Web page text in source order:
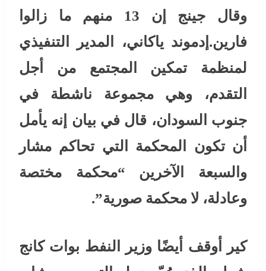
وقال جينج إن 13 منهم ما زالوا
فارين.إدموند ياكاني، المدير التنفيذي
لمنظمة تمكين المجتمع من أجل
التقدم، وهي مجموعة ناشطة في
جنوب السودان، قال في بيان إنه يأمل
أن تكون المحكمة التي تحاكم مشار
والسبعة الآخرين “محكمة مختصة
وعادلة، لا محكمة صورية”.
كير أوقف أيضًا وزير النفط بوات كانج